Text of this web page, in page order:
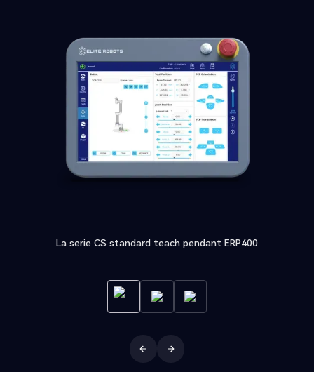
La serie CS standard teach pendant ERP400